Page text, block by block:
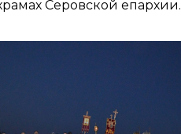
Серовской епархии.